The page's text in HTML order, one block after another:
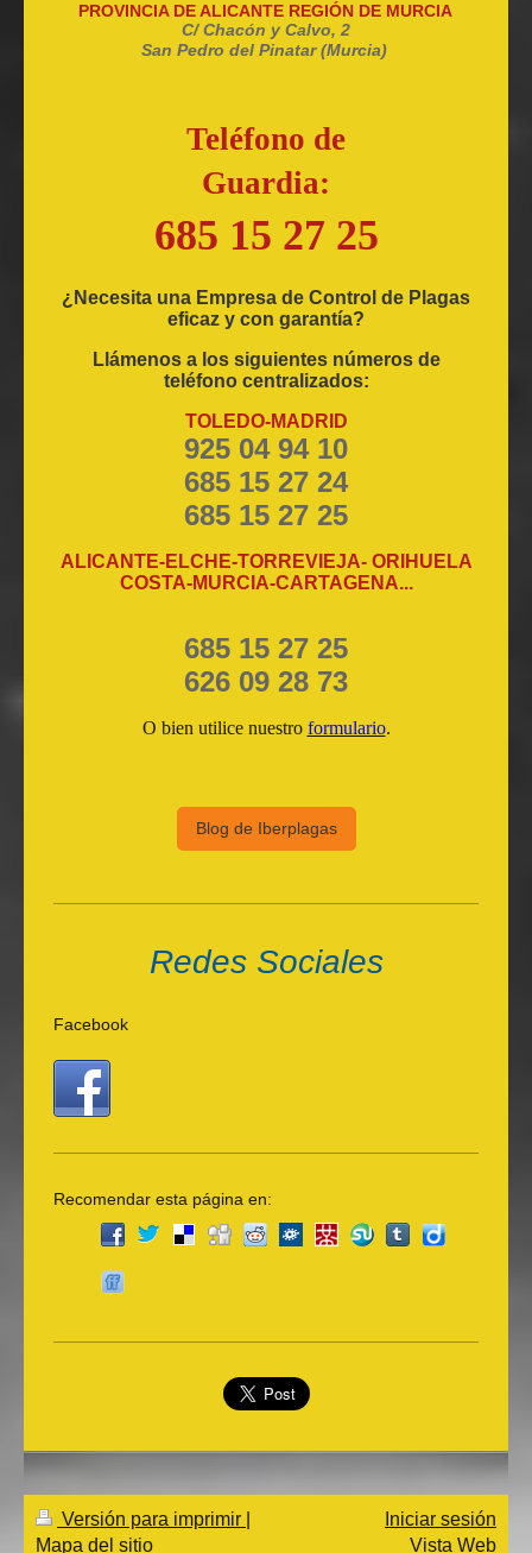
PROVINCIA DE ALICANTE REGIÓN DE MURCIA
C/ Chacón y Calvo, 2
San Pedro del Pinatar (Murcia)
Teléfono de
Guardia:
685 15 27 25
¿Necesita una Empresa de Control de Plagas
eficaz y con garantía?
Llámenos a los siguientes números de
teléfono centralizados:
TOLEDO-MADRID
925 04 94 10
685 15 27 24
685 15 27 25
ALICANTE-ELCHE-TORREVIEJA- ORIHUELA
COSTA-MURCIA-CARTAGENA...
685 15 27 25
626 09 28 73
O bien utilice nuestro formulario.
Blog de Iberplagas
Redes Sociales
Facebook
Recomendar esta página en:
Versión para imprimir
Mapa del sitio
Iniciar sesión
Vista Web